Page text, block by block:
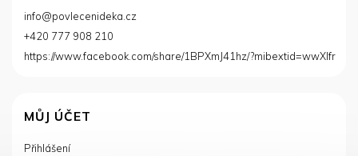
info@povlecenideka.cz
+420 777 908 210
https://www.facebook.com/share/1BPXmJ41hz/?mibextid=wwXIfr
MŮJ ÚČET
Přihlášení